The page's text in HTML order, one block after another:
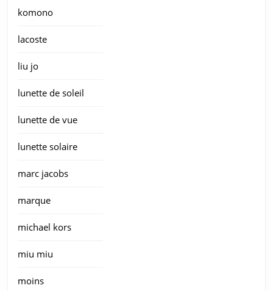
komono
lacoste
liu jo
lunette de soleil
lunette de vue
lunette solaire
marc jacobs
marque
michael kors
miu miu
moins